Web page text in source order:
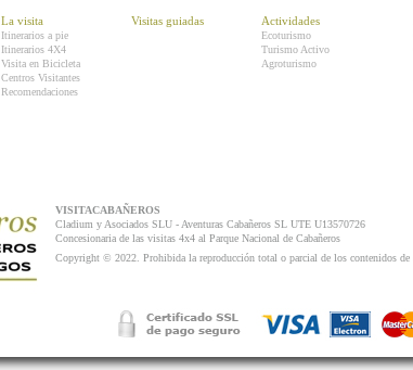
La visita
Itinerarios a pie
Itinerarios 4X4
Visita en Bicicleta
Centros Visitantes
Recomendaciones
Visitas guiadas Actividades
Ecoturismo
Turismo Activo
Agroturismo
VISITACABAÑEROS
Cladium y Asociados SLU - Aventuras Cabañeros SL UTE U13570726
Concesionaria de las visitas 4x4 al Parque Nacional de Cabañeros
Copyright © 2022. Prohibida la reproducción total o parcial de los contenidos de